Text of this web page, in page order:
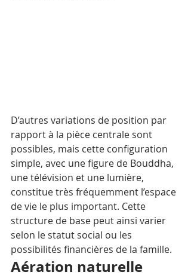
D’autres variations de position par
rapport à la pièce centrale sont
possibles, mais cette configuration
simple, avec une figure de Bouddha,
une télévision et une lumière,
constitue très fréquemment l’espace
de vie le plus important. Cette
structure de base peut ainsi varier
selon le statut social ou les
possibilités financières de la famille.
Aération naturelle